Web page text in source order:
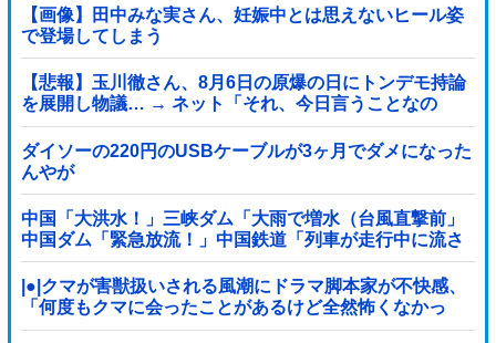
【画像】田中みな実さん、妊娠中とは思えないヒール姿
で登場してしまう
【悲報】玉川徹さん、8月6日の原爆の日にトンデモ持論
を展開し物議… → ネット「それ、今日言うことなの
か…？」ｗｗｗｗｗｗｗｗｗｗｗｗｗ
ダイソーの220円のUSBケーブルが3ヶ月でダメになった
んやが
中国「大洪水！」三峡ダム「大雨で増水（台風直撃前」
中国ダム「緊急放流！」中国鉄道「列車が走行中に流さ
れる」中国避難所「支援物資は有料です」謎の勢力
「え」→
|●|クマが害獣扱いされる風潮にドラマ脚本家が不快感、
「何度もクマに会ったことがあるけど全然怖くなかっ
た」と主張しており……